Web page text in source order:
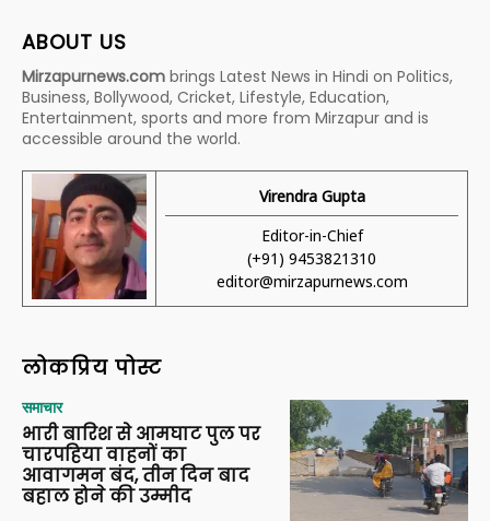
ABOUT US
Mirzapurnews.com brings Latest News in Hindi on Politics,
Business, Bollywood, Cricket, Lifestyle, Education,
Entertainment, sports and more from Mirzapur and is
accessible around the world.
Virendra Gupta
Editor-in-Chief
(+91) 9453821310
editor@mirzapurnews.com
लोकप्रिय पोस्ट
समाचार
भारी बारिश से आमघाट पुल पर
चारपहिया वाहनों का
आवागमन बंद, तीन दिन बाद
बहाल होने की उम्मीद